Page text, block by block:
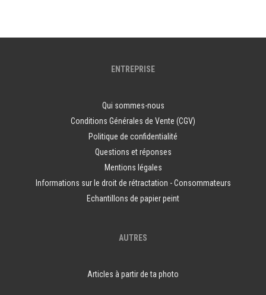
ENTREPRISE
Qui sommes-nous
Conditions Générales de Vente (CGV)
Politique de confidentialité
Questions et réponses
Mentions légales
Informations sur le droit de rétractation - Consommateurs
Echantillons de papier peint
AUTRES
Articles à partir de ta photo